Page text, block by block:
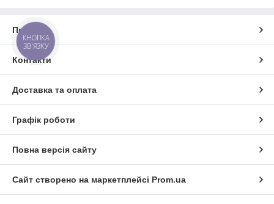
Про нас
Контакти
Доставка та оплата
Графік роботи
Повна версія сайту
Сайт створено на маркетплейсі Prom.ua
КНОПКА
ЗВ'ЯЗКУ